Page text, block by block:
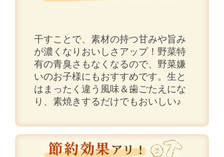
干すことで、素材の持つ甘みや旨み
が濃くなりおいしさアップ！野菜特
有の青臭さもなくなるので、野菜嫌
いのお子様にもおすすめです。生と
はまったく違う風味＆歯ごたえにな
り、素焼きするだけでもおいしい♪